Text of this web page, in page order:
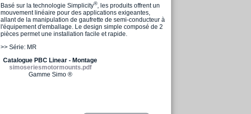
Basé sur la technologie Simplicity®, les produits offrent un
mouvement linéaire pour des applications exigeantes,
allant de la manipulation de gaufrette de semi-conducteur à
l'équipement d'emballage. Le design simple composé de 2
pièces permet une installation facile et rapide.
>> Série: MR
Catalogue PBC Linear - Montage
simoseriesmotormounts.pdf
Gamme Simo ®